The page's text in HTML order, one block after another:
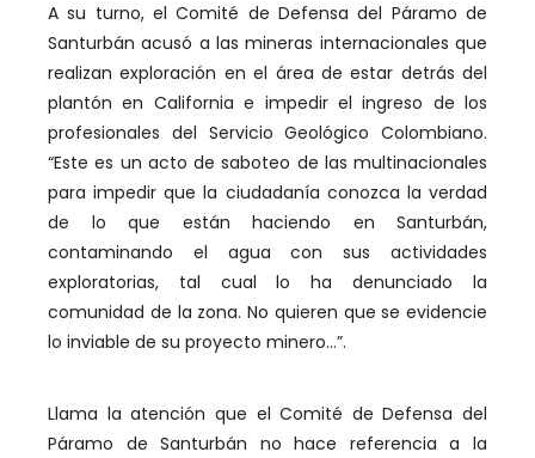
A su turno, el Comité de Defensa del Páramo de
Santurbán acusó a las mineras internacionales que
realizan exploración en el área de estar detrás del
plantón en California e impedir el ingreso de los
profesionales del Servicio Geológico Colombiano.
“Este es un acto de saboteo de las multinacionales
para impedir que la ciudadanía conozca la verdad
de lo que están haciendo en Santurbán,
contaminando el agua con sus actividades
exploratorias, tal cual lo ha denunciado la
comunidad de la zona. No quieren que se evidencie
lo inviable de su proyecto minero…”.
Llama la atención que el Comité de Defensa del
Páramo de Santurbán no hace referencia a la